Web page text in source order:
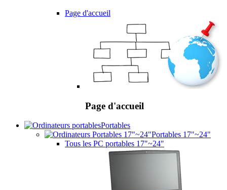
Page d'accueil
Page d'accueil
Portables
Portables 17"~24"
Tous les PC portables 17"~24"